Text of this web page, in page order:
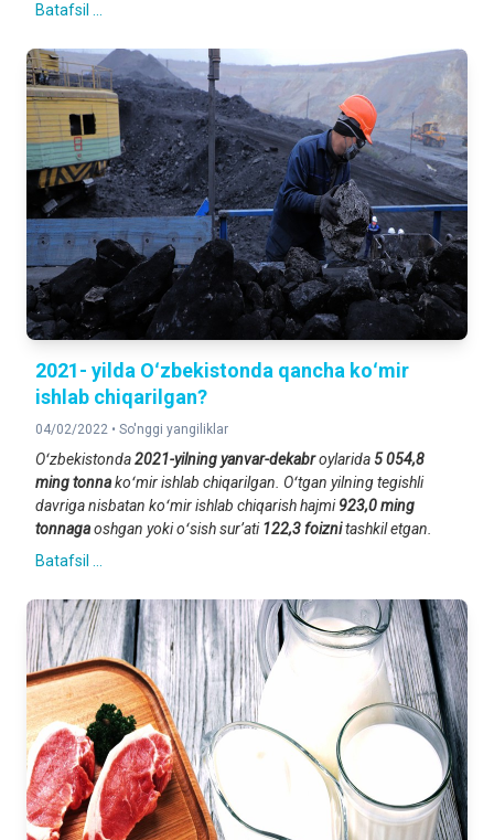
Batafsil ...
2021- yilda Oʻzbekistonda qancha koʻmir
ishlab chiqarilgan?
04/02/2022 • So'nggi yangiliklar
Oʻzbekistonda2021-yilning yanvar-dekabroylarida 5 054,8
ming tonnakoʻmir ishlab chiqarilgan. Oʻtgan yilning tegishli
davriga nisbatan koʻmir ishlab chiqarish hajmi923,0 ming
tonnagaoshgan yoki oʻsish surʼati122,3 foiznitashkil etgan.
Batafsil ...